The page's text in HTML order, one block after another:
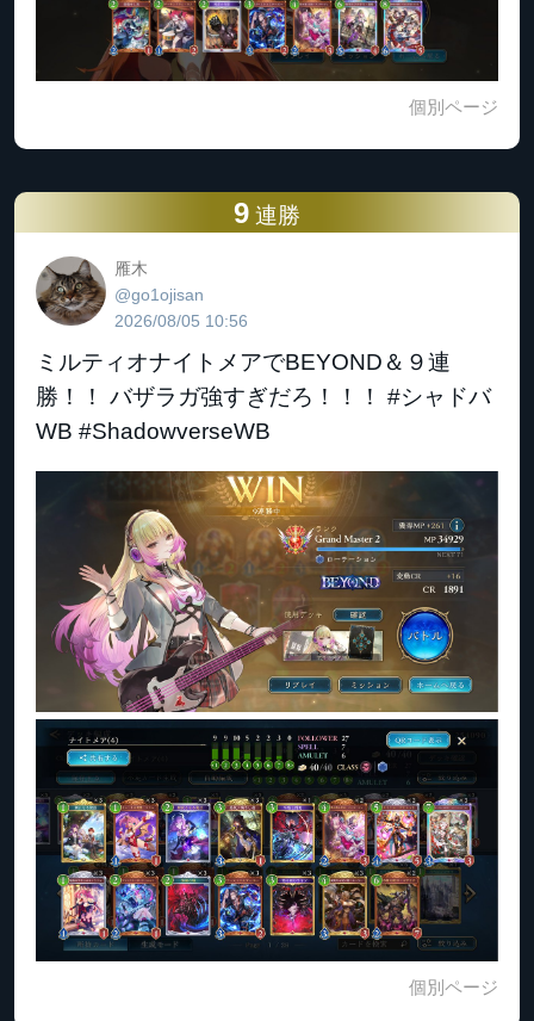
個別ページ
9 連勝
雁木
@go1ojisan
2026/08/05 10:56
ミルティオナイトメアでBEYOND＆９連
勝！！ バザラガ強すぎだろ！！！ #シャドバ
WB #ShadowverseWB
個別ページ